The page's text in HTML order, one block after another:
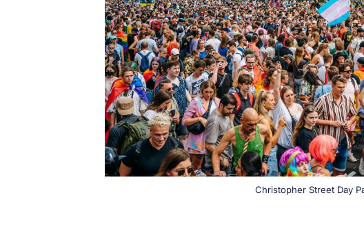
Christopher Street Day